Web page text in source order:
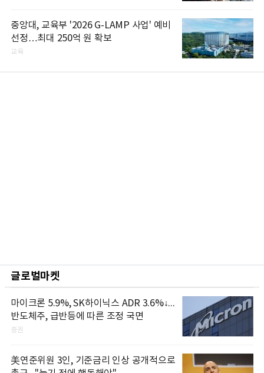
중앙대, 교육부 '2026 G-LAMP 사업' 예비
선정…최대 250억 원 확보
교육
글로벌마켓
마이크론 5.9%, SK하이닉스 ADR 3.6%↓...
반도체주, 급반등에 따른 조정 국면
증권
美연준위원 3인, 기준금리 인상 공개적으로